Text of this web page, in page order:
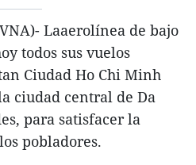
Laaerolínea de bajo
todos sus vuelos
Ciudad Ho Chi Minh
ciudad central de Da
para satisfacer la
pobladores.